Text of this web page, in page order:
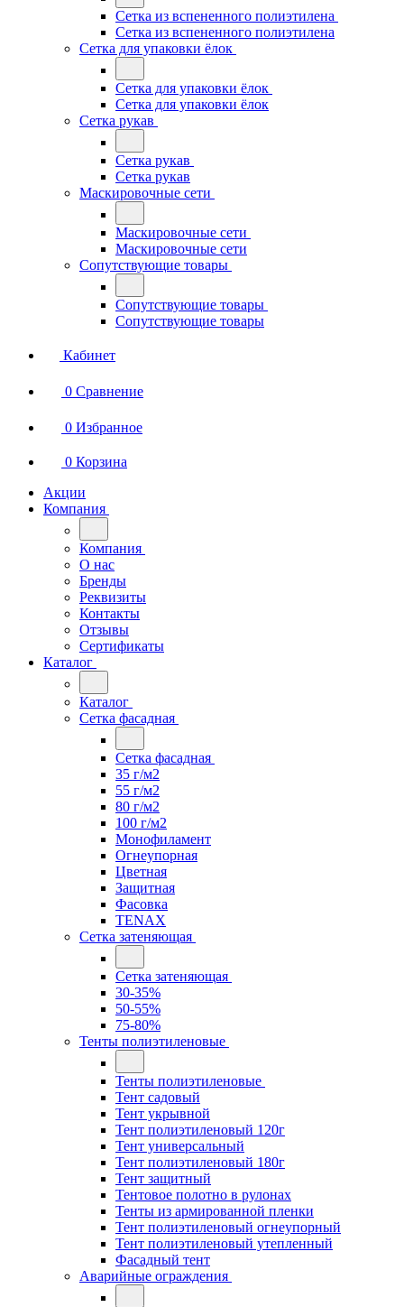
Сетка из вспененного полиэтилена
Сетка из вспененного полиэтилена
Сетка для упаковки ёлок
Сетка для упаковки ёлок
Сетка для упаковки ёлок
Сетка рукав
Сетка рукав
Сетка рукав
Маскировочные сети
Маскировочные сети
Маскировочные сети
Сопутствующие товары
Сопутствующие товары
Сопутствующие товары
Кабинет
0 Сравнение
0 Избранное
0 Корзина
Акции
Компания
Компания
О нас
Бренды
Реквизиты
Контакты
Отзывы
Сертификаты
Каталог
Каталог
Сетка фасадная
Сетка фасадная
35 г/м2
55 г/м2
80 г/м2
100 г/м2
Монофиламент
Огнеупорная
Цветная
Защитная
Фасовка
TENAX
Сетка затеняющая
Сетка затеняющая
30-35%
50-55%
75-80%
Тенты полиэтиленовые
Тенты полиэтиленовые
Тент садовый
Тент укрывной
Тент полиэтиленовый 120г
Тент универсальный
Тент полиэтиленовый 180г
Тент защитный
Тентовое полотно в рулонах
Тенты из армированной пленки
Тент полиэтиленовый огнеупорный
Тент полиэтиленовый утепленный
Фасадный тент
Аварийные ограждения